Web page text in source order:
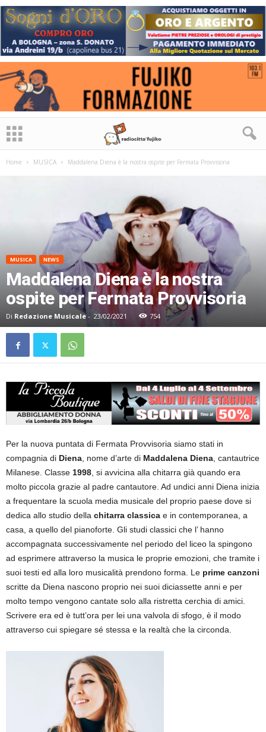
Home MUSICA Maddalena Diena è la nostra ospite per Fermata Provvisoria
MUSICA NEWS
Maddalena Diena è la nostra
ospite per Fermata Provvisoria
Di Redazione Musicale - 23/02/2021 754
Per la nuova puntata di Fermata Provvisoria siamo stati in
compagnia di Diena, nome d’arte di Maddalena Diena, cantautrice
Milanese. Classe 1998, si avvicina alla chitarra già quando era
molto piccola grazie al padre cantautore. Ad undici anni Diena inizia
a frequentare la scuola media musicale del proprio paese dove si
dedica allo studio della chitarra classica e in contemporanea, a
casa, a quello del pianoforte. Gli studi classici che l’ hanno
accompagnata successivamente nel periodo del liceo la spingono
ad esprimere attraverso la musica le proprie emozioni, che tramite i
suoi testi ed alla loro musicalità prendono forma. Le prime canzoni
scritte da Diena nascono proprio nei suoi diciassette anni e per
molto tempo vengono cantate solo alla ristretta cerchia di amici.
Scrivere era ed è tutt’ora per lei una valvola di sfogo, è il modo
attraverso cui spiegare sé stessa e la realtà che la circonda.